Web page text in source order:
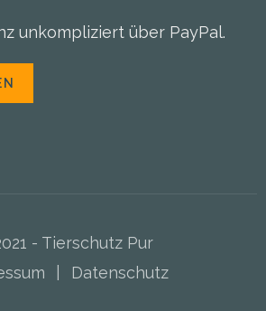
unkompliziert über PayPal.
- Tierschutz Pur
Datenschutz